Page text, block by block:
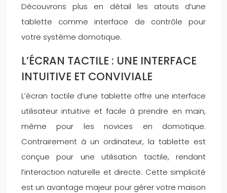
Découvrons plus en détail les atouts d’une
tablette comme interface de contrôle pour
votre système domotique.
L’ÉCRAN TACTILE : UNE INTERFACE
INTUITIVE ET CONVIVIALE
L’écran tactile d’une tablette offre une interface
utilisateur intuitive et facile à prendre en main,
même pour les novices en domotique.
Contrairement à un ordinateur, la tablette est
conçue pour une utilisation tactile, rendant
l’interaction naturelle et directe. Cette simplicité
est un avantage majeur pour gérer votre maison